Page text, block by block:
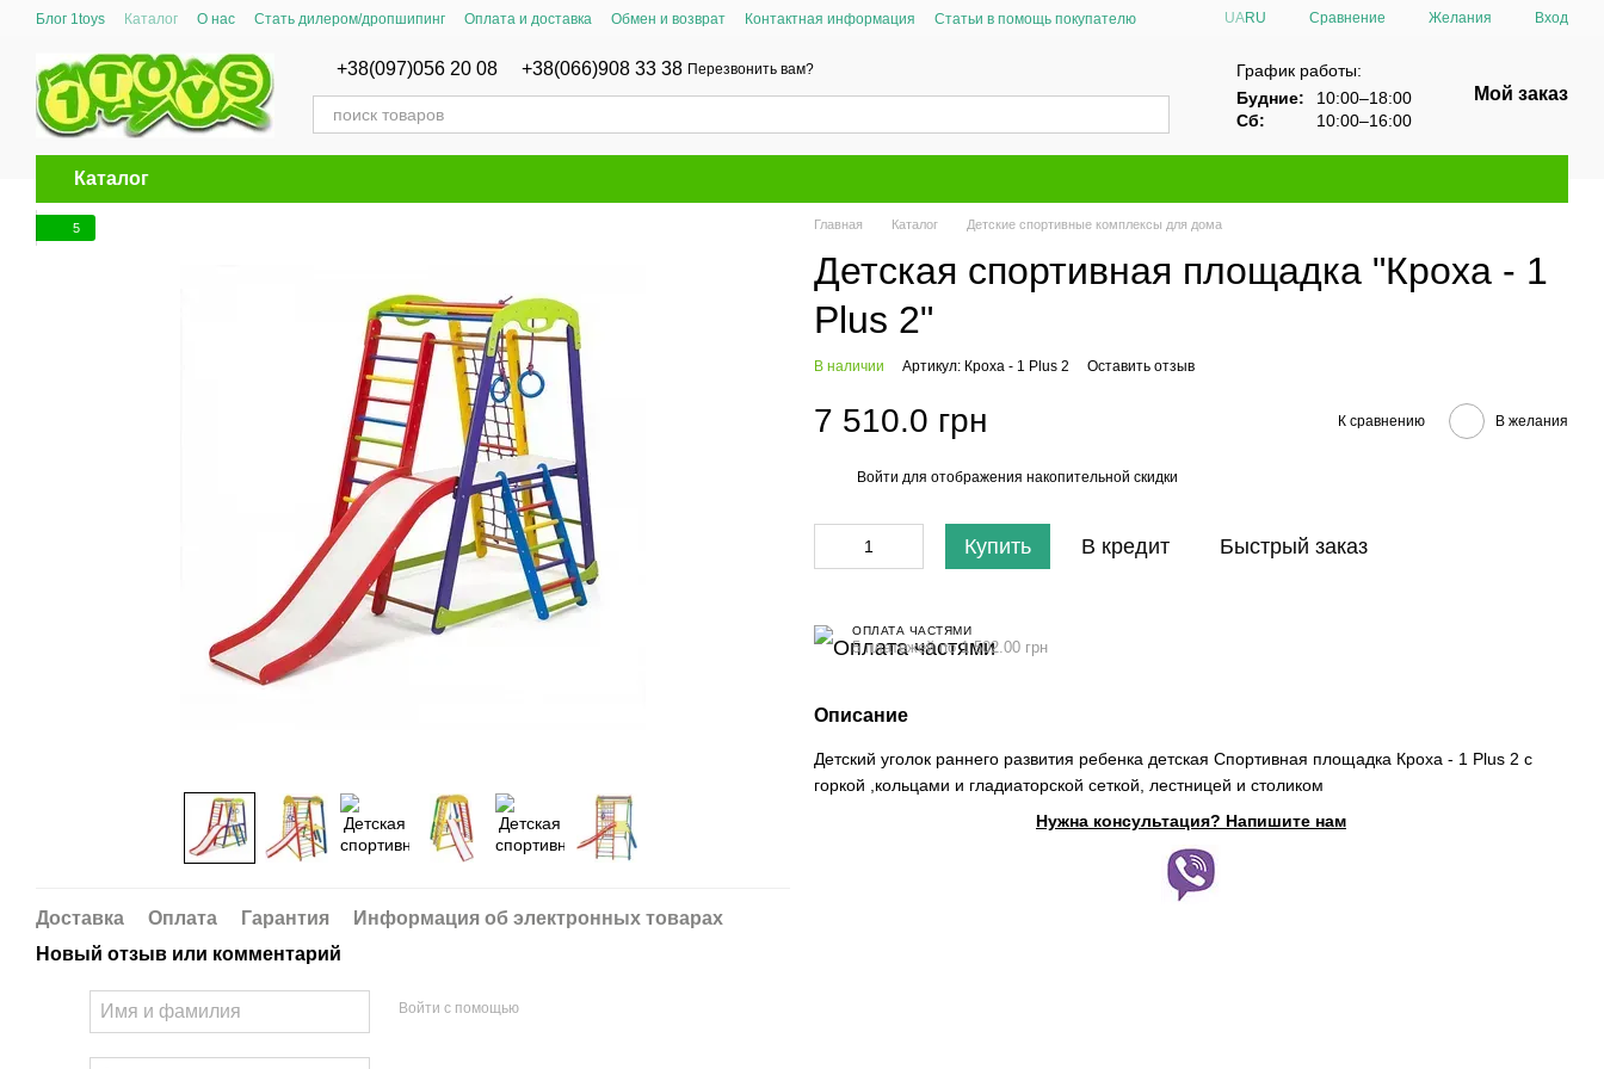
Перейти к основному контенту
Блог 1toys Каталог О нас Стать дилером/дропшипинг Оплата и доставка Обмен и возврат Контактная информация
Статьи в помощь покупателю
UARU Сравнение Желания Вход
+38(097)056 20 08 +38(066)908 33 38 Перезвонить вам?
График работы:
Будние:
10:00–18:00
Сб:
10:00–16:00
Мой заказ
Каталог
5
Доставка Оплата Гарантия
Информация об электронных товарах
Новый отзыв или комментарий
Войти с помощью
Главная Каталог Детские спортивные комплексы для дома
Детская спортивная площадка "Кроха - 1
Plus 2"
В наличии Артикул: Кроха - 1 Plus 2 Оставить отзыв
7 510.0 грн К сравнению В желания
Войти для отображения накопительной скидки
Купить В кредит Быстрый заказ
ОПЛАТА ЧАСТЯМИ
5 платежей по 1 502.00 грн
Описание
Детский уголок раннего развития ребенка детская Спортивная площадка Кроха - 1 Plus 2 c
горкой ,кольцами и гладиаторской сеткой, лестницей и столиком
Нужна консультация? Напишите нам